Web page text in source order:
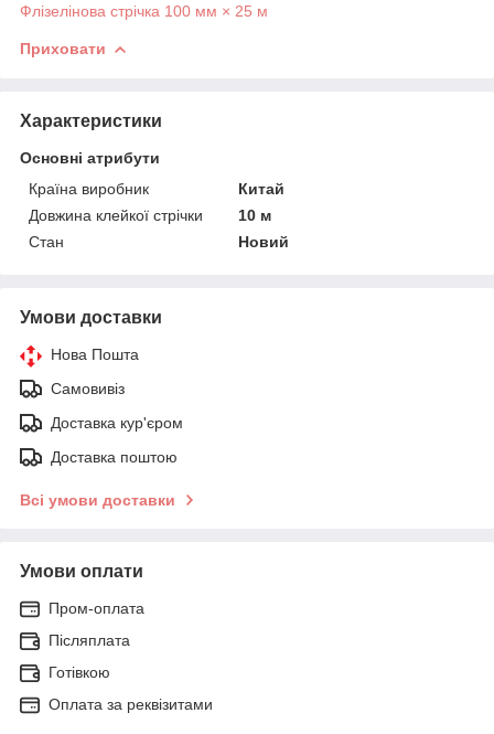
Флізелінова стрічка 100 мм × 25 м
Приховати
Характеристики
Основні атрибути
Країна виробник
Китай
Довжина клейкої стрічки
10 м
Стан
Новий
Умови доставки
Нова Пошта
Самовивіз
Доставка кур'єром
Доставка поштою
Всі умови доставки
Умови оплати
Пром-оплата
Післяплата
Готівкою
Оплата за реквізитами